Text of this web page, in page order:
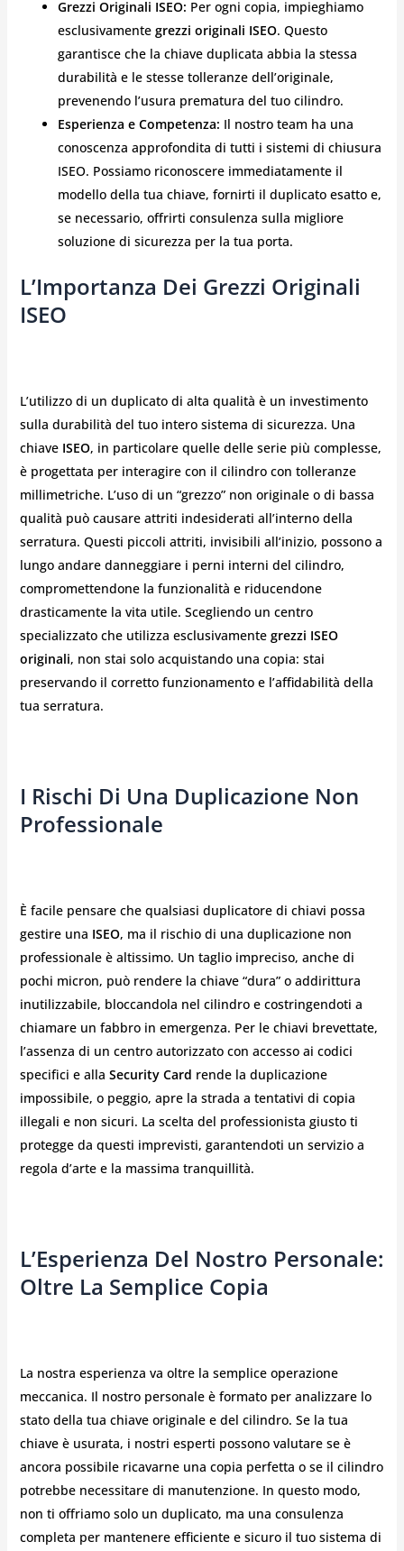
Grezzi Originali ISEO: Per ogni copia, impieghiamo
esclusivamente grezzi originali ISEO. Questo
garantisce che la chiave duplicata abbia la stessa
durabilità e le stesse tolleranze dell’originale,
prevenendo l’usura prematura del tuo cilindro.
Esperienza e Competenza: Il nostro team ha una
conoscenza approfondita di tutti i sistemi di chiusura
ISEO. Possiamo riconoscere immediatamente il
modello della tua chiave, fornirti il duplicato esatto e,
se necessario, offrirti consulenza sulla migliore
soluzione di sicurezza per la tua porta.
L’Importanza Dei Grezzi Originali
ISEO
L’utilizzo di un duplicato di alta qualità è un investimento
sulla durabilità del tuo intero sistema di sicurezza. Una
chiave ISEO, in particolare quelle delle serie più complesse,
è progettata per interagire con il cilindro con tolleranze
millimetriche. L’uso di un “grezzo” non originale o di bassa
qualità può causare attriti indesiderati all’interno della
serratura. Questi piccoli attriti, invisibili all’inizio, possono a
lungo andare danneggiare i perni interni del cilindro,
compromettendone la funzionalità e riducendone
drasticamente la vita utile. Scegliendo un centro
specializzato che utilizza esclusivamente grezzi ISEO
originali, non stai solo acquistando una copia: stai
preservando il corretto funzionamento e l’affidabilità della
tua serratura.
I Rischi Di Una Duplicazione Non
Professionale
È facile pensare che qualsiasi duplicatore di chiavi possa
gestire una ISEO, ma il rischio di una duplicazione non
professionale è altissimo. Un taglio impreciso, anche di
pochi micron, può rendere la chiave “dura” o addirittura
inutilizzabile, bloccandola nel cilindro e costringendoti a
chiamare un fabbro in emergenza. Per le chiavi brevettate,
l’assenza di un centro autorizzato con accesso ai codici
specifici e alla Security Card rende la duplicazione
impossibile, o peggio, apre la strada a tentativi di copia
illegali e non sicuri. La scelta del professionista giusto ti
protegge da questi imprevisti, garantendoti un servizio a
regola d’arte e la massima tranquillità.
L’Esperienza Del Nostro Personale:
Oltre La Semplice Copia
La nostra esperienza va oltre la semplice operazione
meccanica. Il nostro personale è formato per analizzare lo
stato della tua chiave originale e del cilindro. Se la tua
chiave è usurata, i nostri esperti possono valutare se è
ancora possibile ricavarne una copia perfetta o se il cilindro
potrebbe necessitare di manutenzione. In questo modo,
non ti offriamo solo un duplicato, ma una consulenza
completa per mantenere efficiente e sicuro il tuo sistema di